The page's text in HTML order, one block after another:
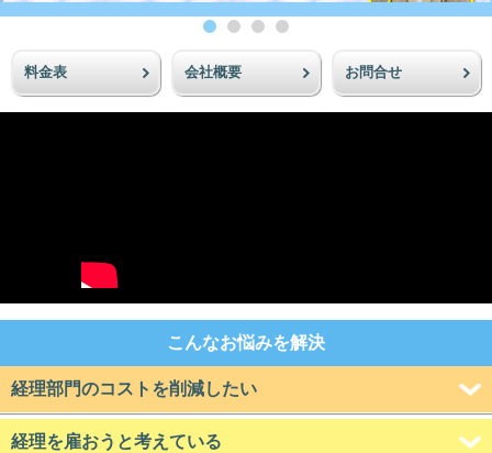
料金表 会社概要 お問合せ
こんなお悩みを解決
経理部門のコストを削減したい
経理を雇おうと考えている